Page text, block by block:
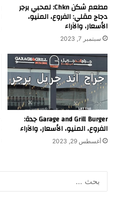
مطعم شكن Chkn: لمحبي برجر
دجاج مقلي: الفروع، المنيو،
الأسعار، والآراء
سبتمبر 7, 2023
Garage and Grill Burger جدة:
الفروع، المنيو، الأسعار، والآراء
أغسطس 29, 2023